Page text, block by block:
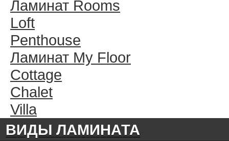
Ламинат Rooms
Loft
Penthouse
Ламинат My Floor
Cottage
Chalet
Villa
ВИДЫ ЛАМИНАТА